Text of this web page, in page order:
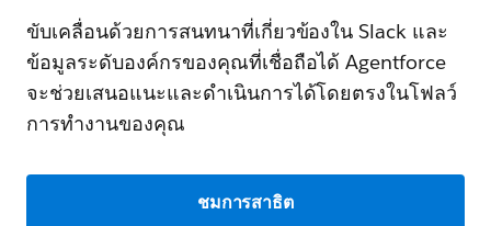
ขับเคลื่อนด้วยการสนทนาที่เกี่ยวข้องใน Slack และ
ข้อมูลระดับองค์กรของคุณที่เชื่อถือได้ Agentforce
จะช่วยเสนอแนะและดำเนินการได้โดยตรงในโฟลว์
การทำงานของคุณ
ชมการสาธิต